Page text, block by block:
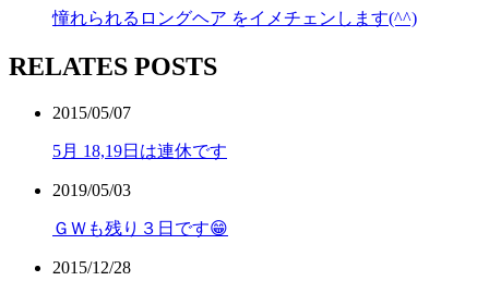
憧れられるロングヘア をイメチェンします(^^)
RELATES POSTS
2015/05/07
5月 18,19日は連休です
2019/05/03
ＧＷも残り３日です😁
2015/12/28